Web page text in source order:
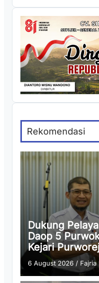
Rekomendasi
Dukung
Daop 5
Kejari
6 August 2026 / Fajria